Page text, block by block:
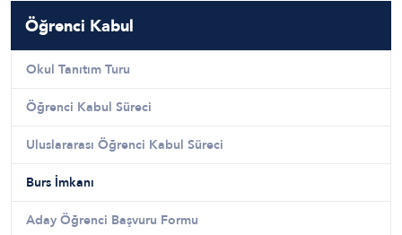
Öğrenci Kabul
Okul Tanıtım Turu
Öğrenci Kabul Süreci
Uluslararası Öğrenci Kabul Süreci
Burs İmkanı
Aday Öğrenci Başvuru Formu